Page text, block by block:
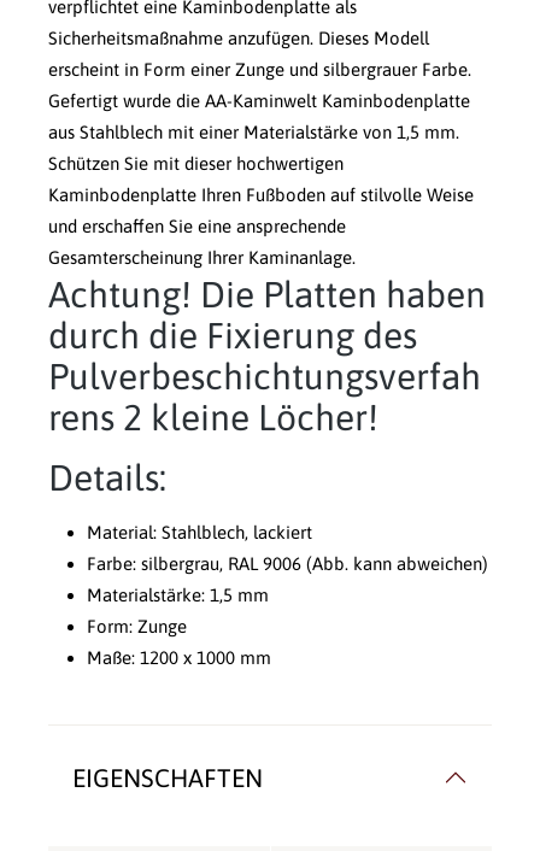
verpflichtet eine Kaminbodenplatte als
Sicherheitsmaßnahme anzufügen. Dieses Modell
erscheint in Form einer Zunge und silbergrauer Farbe.
Gefertigt wurde die AA-Kaminwelt Kaminbodenplatte
aus Stahlblech mit einer Materialstärke von 1,5 mm.
Schützen Sie mit dieser hochwertigen
Kaminbodenplatte Ihren Fußboden auf stilvolle Weise
und erschaffen Sie eine ansprechende
Gesamterscheinung Ihrer Kaminanlage.
Achtung! Die Platten haben
durch die Fixierung des
Pulverbeschichtungsverfah
rens 2 kleine Löcher!
Details:
Material: Stahlblech, lackiert
Farbe: silbergrau, RAL 9006 (Abb. kann abweichen)
Materialstärke: 1,5 mm
Form: Zunge
Maße: 1200 x 1000 mm
EIGENSCHAFTEN